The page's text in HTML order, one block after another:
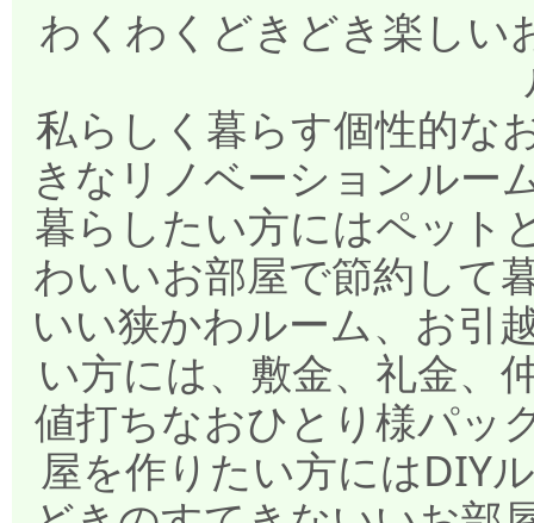
わくわくどきどき楽し
私らしく暮らす個性的な
きなリノベーションルー
暮らしたい方にはペット
わいいお部屋で節約して
いい狭かわルーム、お引
い方には、敷金、礼金、
値打ちなおひとり様パッ
屋を作りたい方にはDIY